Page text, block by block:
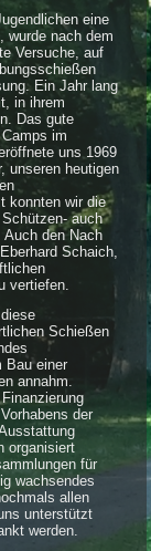
eine
wurde nach dem
Versuche, auf
Ein Jahr lang
in ihrem
Das gute
im
uns 1969
unseren heutigen
konnten wir die
auch
Auch den Nach
Schaich,
vertiefen.
Schießen
Bau einer
annahm.
der
organisiert
für
wachsendes
allen
unterstützt
werden.